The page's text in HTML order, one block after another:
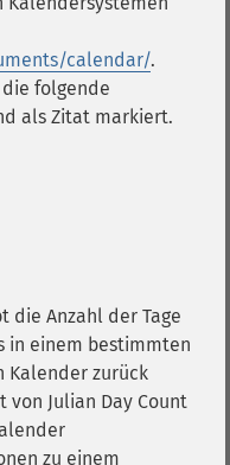
calendar/.
die folgende
als Zitat markiert.
die Anzahl der Tage
in einem bestimmten
Kalender zurück
Julian Day Count
zu einem